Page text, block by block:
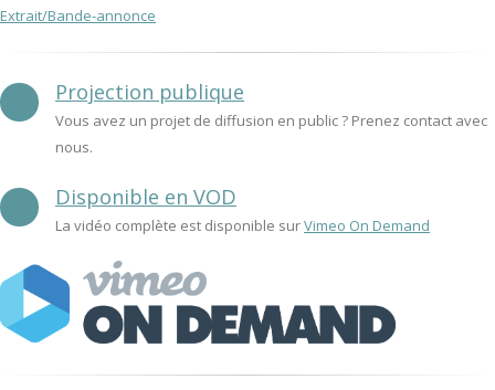
Extrait/Bande-annonce
Projection publique
Vous avez un projet de diffusion en public ? Prenez contact avec
nous.
Disponible en VOD
La vidéo complète est disponible surVimeo On Demand